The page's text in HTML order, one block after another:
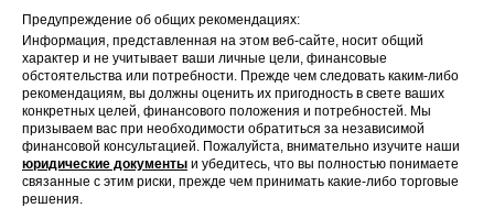
Предупреждение об общих рекомендациях:
Информация, представленная на этом веб-сайте, носит общий
характер и не учитывает ваши личные цели, финансовые
обстоятельства или потребности. Прежде чем следовать каким-либо
рекомендациям, вы должны оценить их пригодность в свете ваших
конкретных целей, финансового положения и потребностей. Мы
призываем вас при необходимости обратиться за независимой
финансовой консультацией. Пожалуйста, внимательно изучите наши
юридические документы и убедитесь, что вы полностью понимаете
связанные с этим риски, прежде чем принимать какие-либо торговые
решения.